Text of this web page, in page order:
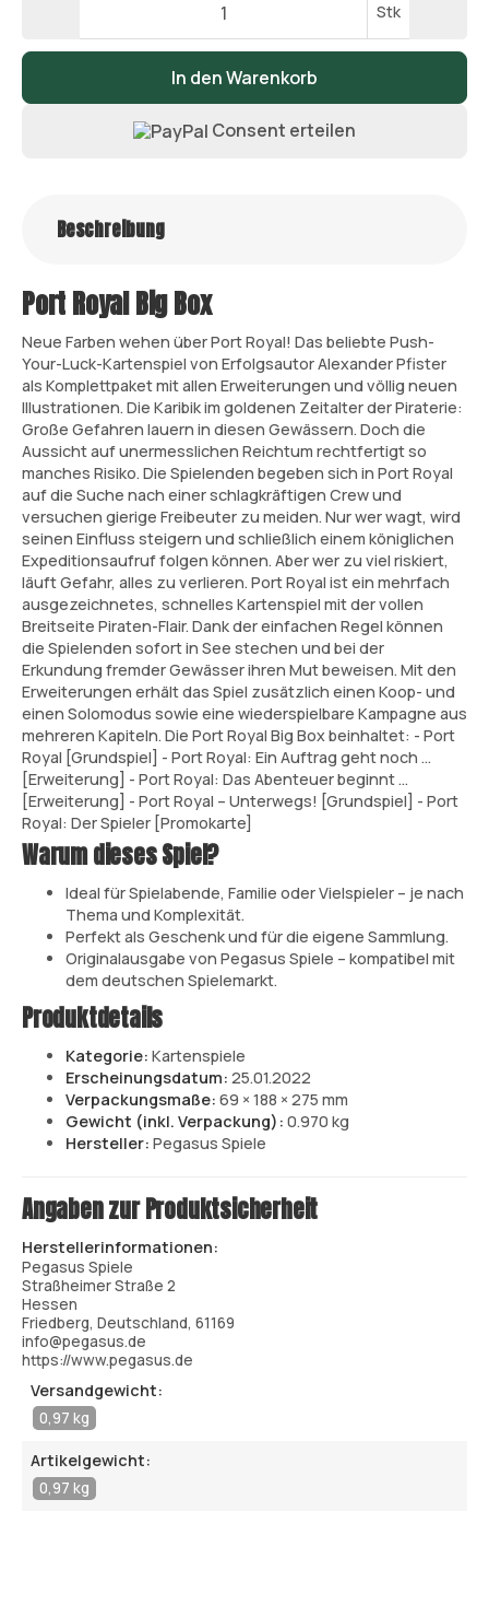
Stk
In den Warenkorb
Consent erteilen
Beschreibung
Port Royal Big Box
Neue Farben wehen über Port Royal! Das beliebte Push-
Your-Luck-Kartenspiel von Erfolgsautor Alexander Pfister
als Komplettpaket mit allen Erweiterungen und völlig neuen
Illustrationen. Die Karibik im goldenen Zeitalter der Piraterie:
Große Gefahren lauern in diesen Gewässern. Doch die
Aussicht auf unermesslichen Reichtum rechtfertigt so
manches Risiko. Die Spielenden begeben sich in Port Royal
auf die Suche nach einer schlagkräftigen Crew und
versuchen gierige Freibeuter zu meiden. Nur wer wagt, wird
seinen Einfluss steigern und schließlich einem königlichen
Expeditionsaufruf folgen können. Aber wer zu viel riskiert,
läuft Gefahr, alles zu verlieren. Port Royal ist ein mehrfach
ausgezeichnetes, schnelles Kartenspiel mit der vollen
Breitseite Piraten-Flair. Dank der einfachen Regel können
die Spielenden sofort in See stechen und bei der
Erkundung fremder Gewässer ihren Mut beweisen. Mit den
Erweiterungen erhält das Spiel zusätzlich einen Koop- und
einen Solomodus sowie eine wiederspielbare Kampagne aus
mehreren Kapiteln. Die Port Royal Big Box beinhaltet: - Port
Royal [Grundspiel] - Port Royal: Ein Auftrag geht noch ...
[Erweiterung] - Port Royal: Das Abenteuer beginnt ...
[Erweiterung] - Port Royal – Unterwegs! [Grundspiel] - Port
Royal: Der Spieler [Promokarte]
Warum dieses Spiel?
Ideal für Spielabende, Familie oder Vielspieler – je nach
Thema und Komplexität.
Perfekt als Geschenk und für die eigene Sammlung.
Originalausgabe von Pegasus Spiele – kompatibel mit
dem deutschen Spielemarkt.
Produktdetails
Kategorie: Kartenspiele
Erscheinungsdatum: 25.01.2022
Verpackungsmaße: 69 × 188 × 275 mm
Gewicht (inkl. Verpackung): 0.970 kg
Hersteller: Pegasus Spiele
Angaben zur Produktsicherheit
Herstellerinformationen:
Pegasus Spiele
Straßheimer Straße 2
Hessen
Friedberg, Deutschland, 61169
info@pegasus.de
https://www.pegasus.de
Versandgewicht:
0,97 kg
Artikelgewicht:
0,97 kg